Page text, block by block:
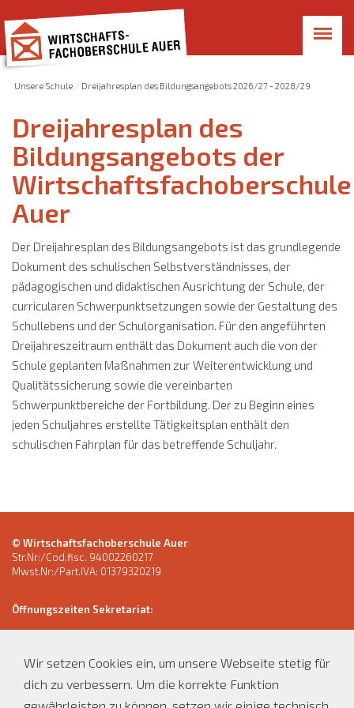
Unsere Schule Dreijahresplan des Bildungsangebots 2026/27 - 2028/29
Dreijahresplan des
Bildungsangebots der
Wirtschaftsfachoberschule
Auer
Der Dreijahresplan des Bildungsangebots ist das grundlegende
Dokument des schulischen Selbstverständnisses, der
pädagogischen und didaktischen Ausrichtung der Schule, der
curricularen Schwerpunktsetzungen sowie der Gestaltung des
Schullebens und der Schulorganisation. Für den angeführten
Dreijahreszeitraum enthält das Dokument auch die von der
Schule geplanten Maßnahmen zur Weiterentwicklung und
Qualitätssicherung sowie die vereinbarten
Schwerpunktbereiche der Fortbildung. Der zu Beginn eines
jeden Schuljahres erstellte Tätigkeitsplan enthält den
schulischen Fahrplan für das betreffende Schuljahr.
© Wirtschaftsfachoberschule Auer
Str.Nr:/Cod.fisc. 94002260217
Mwst.Nr:/Part.IVA: 01379320219
Öffnungszeiten Sekretariat:
Tel.0471-810534
E-Mail: wfo.auer@schule.suedtirol.it
Montag bis Freitag 8:00 - 12:00 Uhr
Wir setzen Cookies ein, um unsere Webseite stetig für
dich zu verbessern. Um die korrekte Funktion